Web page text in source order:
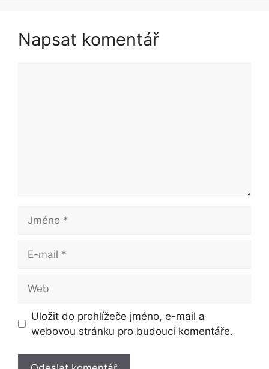
Napsat komentář
Jméno
mail
Uložit do prohlížeče jméno, e-mail a
webovou stránku pro budoucí komentáře.